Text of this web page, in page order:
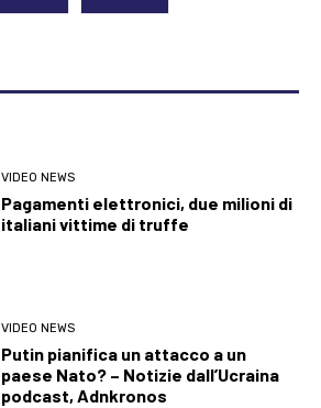
VIDEO NEWS
Pagamenti elettronici, due milioni di
italiani vittime di truffe
VIDEO NEWS
Putin pianifica un attacco a un
paese Nato? – Notizie dall’Ucraina
podcast, Adnkronos